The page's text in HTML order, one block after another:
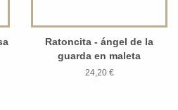
Ratoncita - ángel de la
guarda en maleta
24,20 €